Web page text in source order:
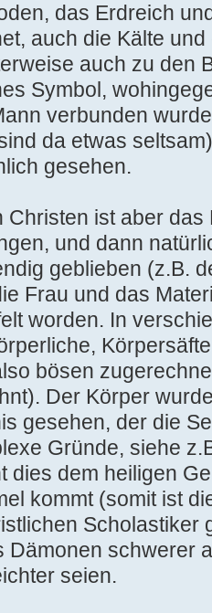
das Erdreich
auch die Kälte
auch zu den
Symbol,
verbunden
da etwas
gesehen.
Christen ist aber
und dann
geblieben (z.B.
Frau und das
worden. In
bösen
Der Körper
gesehen, der die
Gründe, siehe
dies dem heiligen
kommt (somit ist
Scholastiker
Dämonen schwerer
seien.